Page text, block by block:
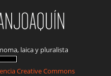
laica y pluralista
Creative Commons